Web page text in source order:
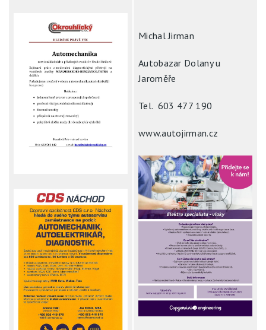
Michal Jirman
Autobazar Dolany u
Jaroměře
Tel. 603 477 190
www.autojirman.cz